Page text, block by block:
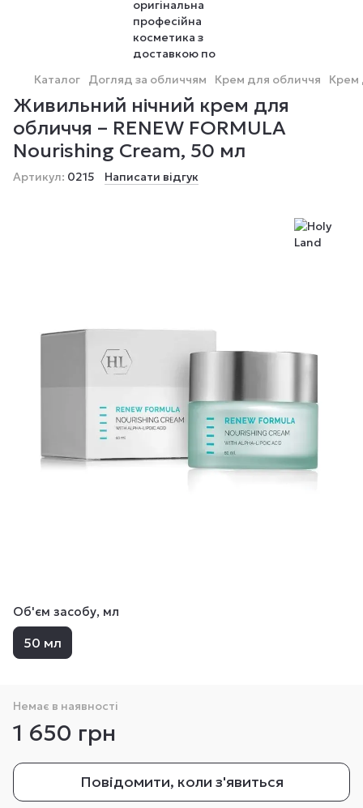
Каталог Догляд за обличчям Крем для обличчя Крем
Живильний нічний крем для
обличчя – RENEW FORMULA
Nourishing Cream, 50 мл
Артикул: 0215 Написати відгук
Об'єм засобу, мл
50 мл
Немає в наявності
1 650 грн
Повідомити, коли з'явиться